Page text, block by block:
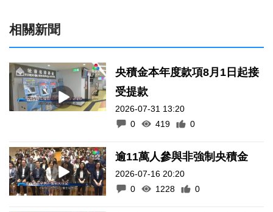
相關新聞
央積金本年度款項8月1日起接
受提款
2026-07-31 13:20
0
419 0
逾11萬人參與非強制央積金
2026-07-16 20:20
0
1228 0